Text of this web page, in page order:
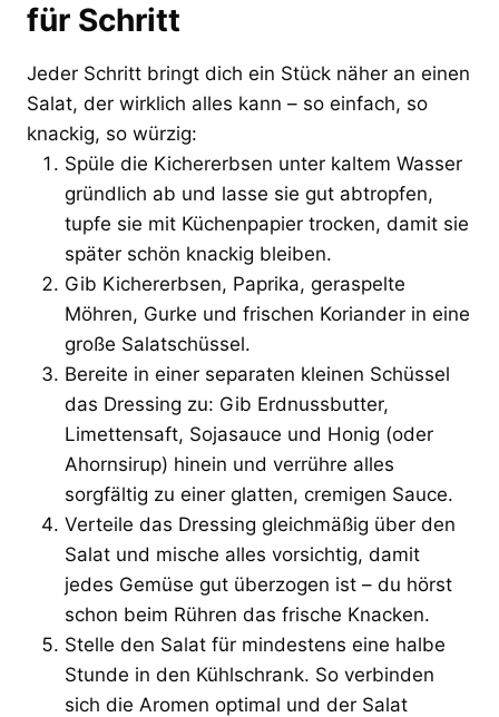
für Schritt
Jeder Schritt bringt dich ein Stück näher an einen
Salat, der wirklich alles kann – so einfach, so
knackig, so würzig:
Spüle die Kichererbsen unter kaltem Wasser
gründlich ab und lasse sie gut abtropfen,
tupfe sie mit Küchenpapier trocken, damit sie
später schön knackig bleiben.
Gib Kichererbsen, Paprika, geraspelte
Möhren, Gurke und frischen Koriander in eine
große Salatschüssel.
Bereite in einer separaten kleinen Schüssel
das Dressing zu: Gib Erdnussbutter,
Limettensaft, Sojasauce und Honig (oder
Ahornsirup) hinein und verrühre alles
sorgfältig zu einer glatten, cremigen Sauce.
Verteile das Dressing gleichmäßig über den
Salat und mische alles vorsichtig, damit
jedes Gemüse gut überzogen ist – du hörst
schon beim Rühren das frische Knacken.
Stelle den Salat für mindestens eine halbe
Stunde in den Kühlschrank. So verbinden
sich die Aromen optimal und der Salat